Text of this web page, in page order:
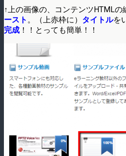
↑上の画像の、コンテンツHTML
ースト 。（上赤枠に） タイトルを
完成 ！！とっても簡単！！